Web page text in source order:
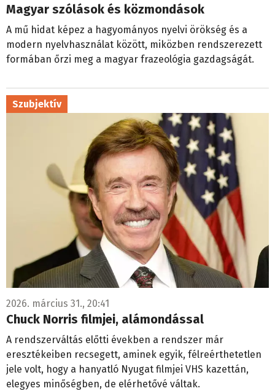
Magyar szólások és közmondások
A mű hidat képez a hagyományos nyelvi örökség és a
modern nyelvhasználat között, miközben rendszerezett
formában őrzi meg a magyar frazeológia gazdagságát.
Szubjektív
2026. március 31., 20:41
Chuck Norris filmjei, alámondással
A rendszerváltás előtti években a rendszer már
eresztékeiben recsegett, aminek egyik, félreérthetetlen
jele volt, hogy a hanyatló Nyugat filmjei VHS kazettán,
elegyes minőségben, de elérhetővé váltak.